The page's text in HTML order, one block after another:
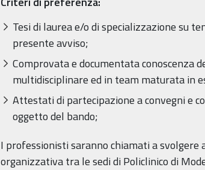
Tesi di laurea e/o di specializzazione su
presente avviso;
Comprovata e documentata conoscenza
multidisciplinare ed in team maturata in
Attestati di partecipazione a convegni e
oggetto del bando;
I professionisti saranno chiamati a
organizzativa tra le sedi di Policlinico di